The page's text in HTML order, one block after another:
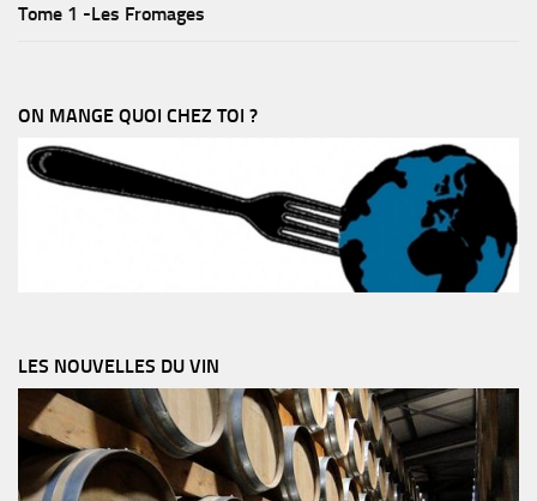
Tome 1 -Les Fromages
ON MANGE QUOI CHEZ TOI ?
LES NOUVELLES DU VIN